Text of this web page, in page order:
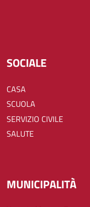
SOCIALE
CASA
SCUOLA
SERVIZIO CIVILE
SALUTE
MUNICIPALITÀ